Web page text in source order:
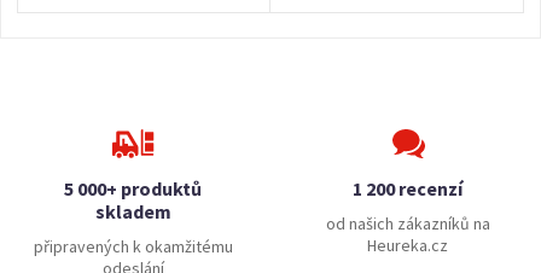
5 000+ produktů
skladem
připravených k okamžitému
odeslání
1 200 recenzí
od našich zákazníků na
Heureka.cz